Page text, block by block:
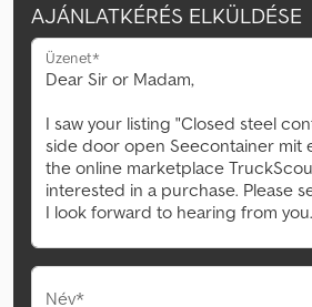
AJÁNLATKÉRÉS ELKÜLDÉSE
Üzenet*
Név*